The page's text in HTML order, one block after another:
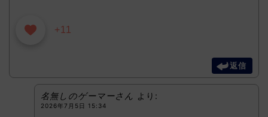
+11
返信
名無しのゲーマーさん より:
2026年7月5日 15:34